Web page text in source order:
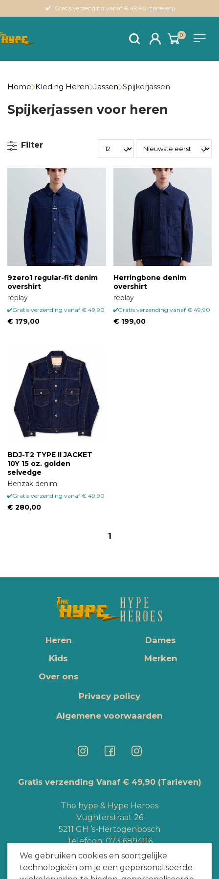
We gebruiken cookies en soortgelijke
technologieën om je een gepersonaliseerde
Gratis verzending vanaf € 49.90 (tarieven)
0
Home Kleding Heren Jassen Spijkerjassen
Spijkerjassen voor heren
Filter
9zero1 regular-fit denim
overshirt
replay
Gratis verzending vanaf € 49,90
€ 179,00
Herringbone denim
overshirt
replay
Gratis verzending vanaf € 49,90
€ 199,00
BDJ-T2 TYPE II JACKET
10Y 15 oz. golden
selvedge
Benzak denim
Gratis verzending vanaf € 49,90
€ 280,00
1
Heren
Dames
Kids
Merken
Over ons
Privacy policy
Algemene voorwaarden
Gratis verzending Vanaf € 49,90 (Tarieven)
The hype & Hype Heroes
Vughterstraat 26
5211 GH ’s-Hertogenbosch
Telefoon:073 6894116
Whatsapp:+3165363328
info@hypeheroes.com